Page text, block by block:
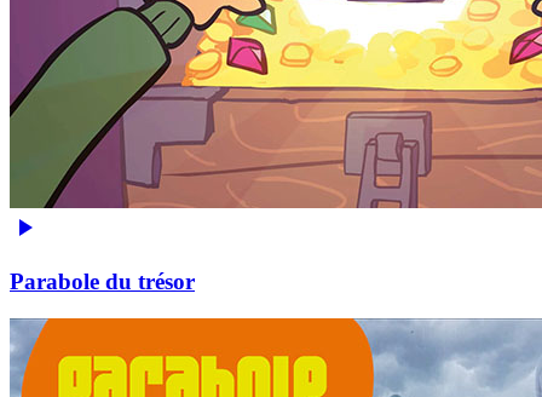
Parabole du trésor